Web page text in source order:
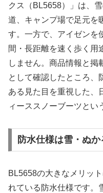
クス（BL5658）」は、
道、キャンプ場で足元を
す。一方で、アイゼンを
間・長距離を速く歩く用
しません。商品情報と掲
として確認したところ、
ある見た目を重視した、
ィーススノーブーツとい
防水仕様は雪・ぬ
BL5658の大きなメリッ
れている防水仕様です。